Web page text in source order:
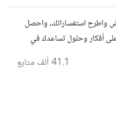
واطرح استفساراتك، واحصل
أفكار وحلول تساعدك في
41.1 ألف متابع